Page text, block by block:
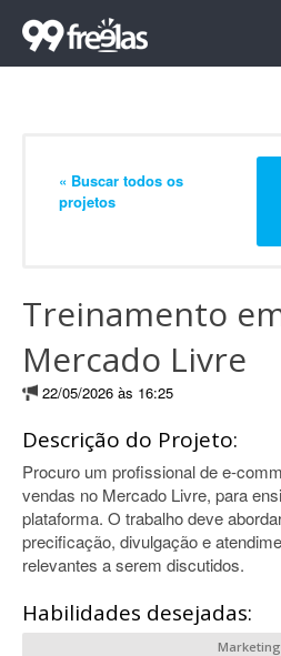
« Buscar todos os
projetos
Treinamento
Mercado Livre
22/05/2026 às 16:25
Descrição do Projeto:
Procuro um profissional de e-
vendas no Mercado Livre, para
plataforma. O trabalho deve
precificação, divulgação e
relevantes a serem discutidos.
Habilidades desejadas:
Marketing